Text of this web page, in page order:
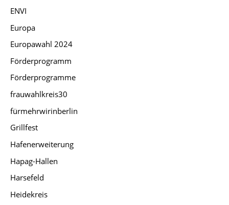
ENVI
Europa
Europawahl 2024
Förderprogramm
Förderprogramme
frauwahlkreis30
fürmehrwirinberlin
Grillfest
Hafenerweiterung
Hapag-Hallen
Harsefeld
Heidekreis